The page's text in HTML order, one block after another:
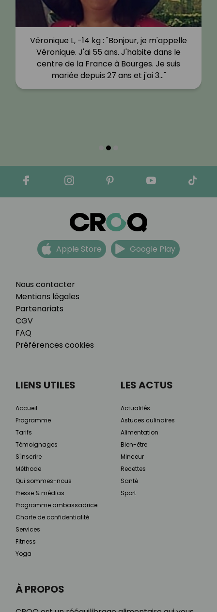
Véronique L, -14 kg : "Bonjour, je m'appelle
Véronique. J'ai 55 ans. J'habite dans le
centre de la France à Bourges. Je suis
mariée depuis 27 ans et j'ai 3…"
Nous contacter
Mentions légales
Partenariats
CGV
FAQ
Préférences cookies
Apple Store Google Play
À PROPOS
LIENS UTILES
Accueil
Programme
Tarifs
Témoignages
S'inscrire
Méthode
Qui sommes-nous
Presse & médias
Programme ambassadrice
Charte de confidentialité
Services
Fitness
Yoga
LES ACTUS
Actualités
Astuces culinaires
Alimentation
Bien-être
Minceur
Recettes
Santé
Sport